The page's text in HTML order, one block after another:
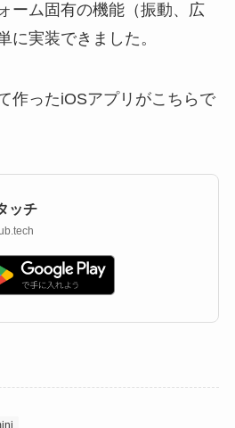
ーム固有の機能（振動、広
に実装できました。
作ったiOSアプリがこちらで
ッチ